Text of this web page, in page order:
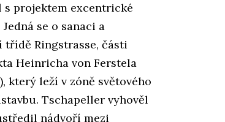
projektem excentrické
se o sanaci a
Ringstrasse, části
Heinricha von Ferstela
který leží v zóně světového
Tschapeller vyhověl
nádvoří mezi